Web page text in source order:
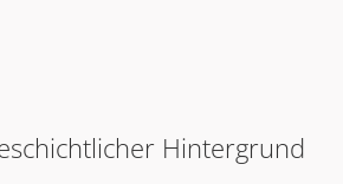
Hintergrund